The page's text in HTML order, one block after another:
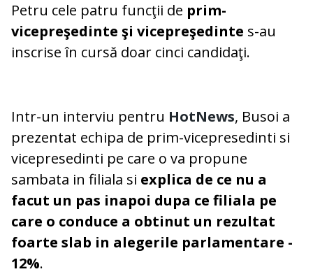
Petru cele patru funcţii de prim-
vicepreşedinte şi vicepreşedinte s-au
inscrise în cursă doar cinci candidaţi.
Intr-un interviu pentru HotNews, Busoi a
prezentat echipa de prim-vicepresedinti si
vicepresedinti pe care o va propune
sambata in filiala si explica de ce nu a
facut un pas inapoi dupa ce filiala pe
care o conduce a obtinut un rezultat
foarte slab in alegerile parlamentare -
12%.